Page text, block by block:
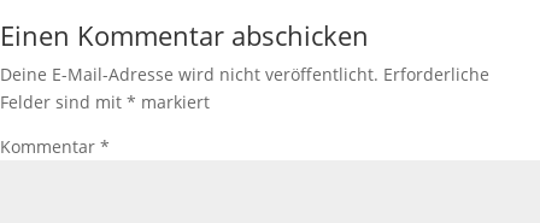
Einen Kommentar abschicken
Deine E-Mail-Adresse wird nicht veröffentlicht. Erforderliche
Felder sind mit * markiert
Kommentar *